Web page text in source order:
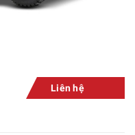
Liên hệ